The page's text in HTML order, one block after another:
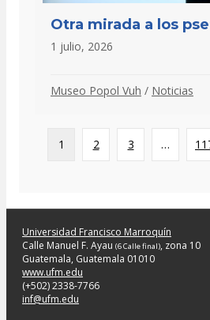
Otra mirada a los
1 julio, 2026
Museo Popol Vuh / Noticias
1 2 3 …
Universidad Francisco Marroquín
Calle Manuel F. Ayau (6 Calle final), zona 10
Guatemala, Guatemala 01010
www.ufm.edu
(+502) 2338-7766
inf@ufm.edu